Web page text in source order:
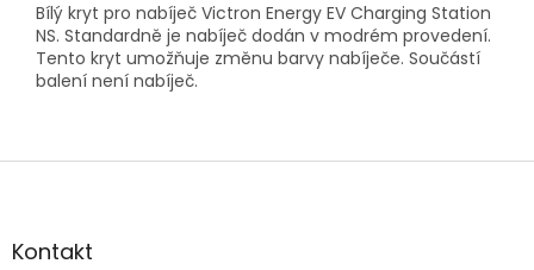
Bílý kryt pro nabíječ Victron Energy EV Charging Station
NS. Standardně je nabíječ dodán v modrém provedení.
Tento kryt umožňuje změnu barvy nabíječe. Součástí
balení není nabíječ.
Z
aKontakt